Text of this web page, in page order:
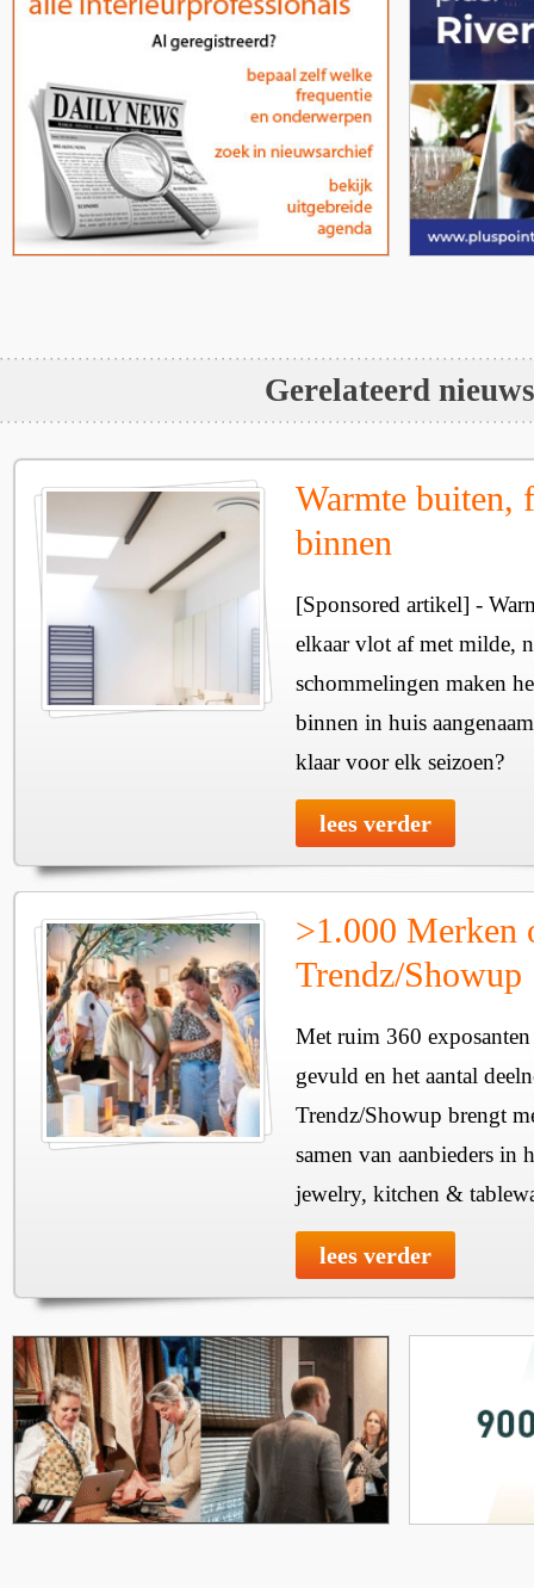
Gerelateerd nieuws
Warmte buiten,
binnen
[Sponsored artikel] -
elkaar vlot af met milde,
schommelingen maken
binnen in huis
klaar voor elk seizoen?
lees verder
>1.000 Merken
Trendz/Showup
Met ruim 360
gevuld en het aantal
Trendz/Showup brengt
samen van aanbieders in
jewelry, kitchen &
lees verder